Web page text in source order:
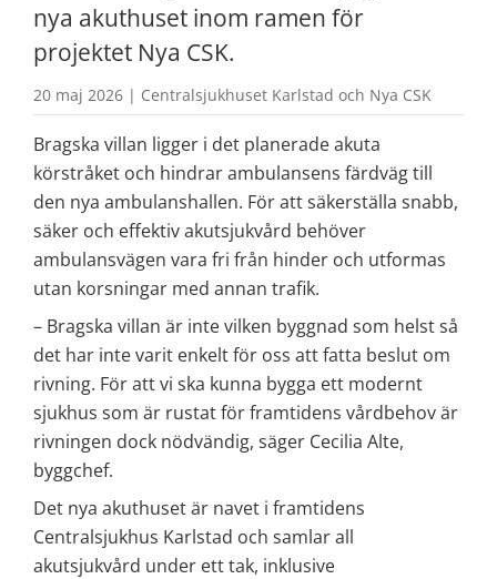
nya akuthuset inom ramen för
projektet Nya CSK.
20 maj 2026 | Centralsjukhuset Karlstad och Nya CSK
Bragska villan ligger i det planerade akuta
körstråket och hindrar ambulansens färdväg till
den nya ambulanshallen. För att säkerställa snabb,
säker och effektiv akutsjukvård behöver
ambulansvägen vara fri från hinder och utformas
utan korsningar med annan trafik.
– Bragska villan är inte vilken byggnad som helst så
det har inte varit enkelt för oss att fatta beslut om
rivning. För att vi ska kunna bygga ett modernt
sjukhus som är rustat för framtidens vårdbehov är
rivningen dock nödvändig, säger Cecilia Alte,
byggchef.
Det nya akuthuset är navet i framtidens
Centralsjukhus Karlstad och samlar all
akutsjukvård under ett tak, inklusive